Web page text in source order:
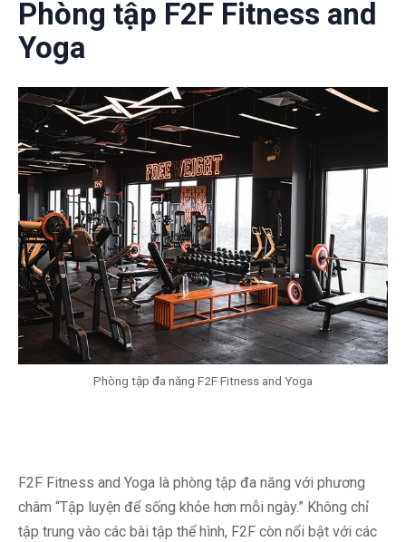
Phòng tập F2F Fitness and
Yoga
Phòng tập đa năng F2F Fitness and Yoga
F2F Fitness and Yoga là phòng tập đa năng với phương
châm “Tập luyện để sống khỏe hơn mỗi ngày.” Không chỉ
tập trung vào các bài tập thể hình, F2F còn nổi bật với các